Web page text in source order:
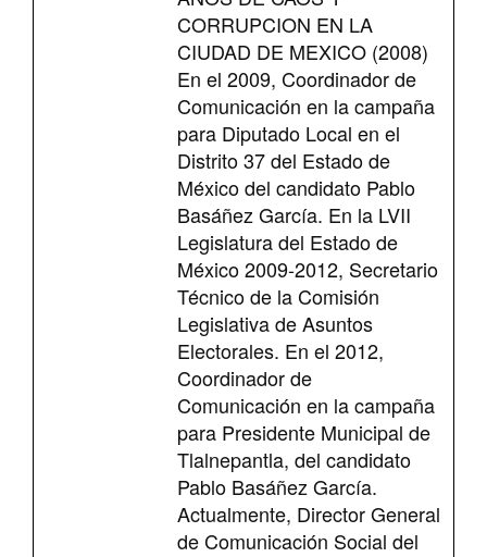
CORRUPCION EN LA
CIUDAD DE MEXICO (2008)
En el 2009, Coordinador de
Comunicación en la campaña
para Diputado Local en el
Distrito 37 del Estado de
México del candidato Pablo
Basáñez García. En la LVII
Legislatura del Estado de
México 2009-2012, Secretario
Técnico de la Comisión
Legislativa de Asuntos
Electorales. En el 2012,
Coordinador de
Comunicación en la campaña
para Presidente Municipal de
Tlalnepantla, del candidato
Pablo Basáñez García.
Actualmente, Director General
de Comunicación Social del